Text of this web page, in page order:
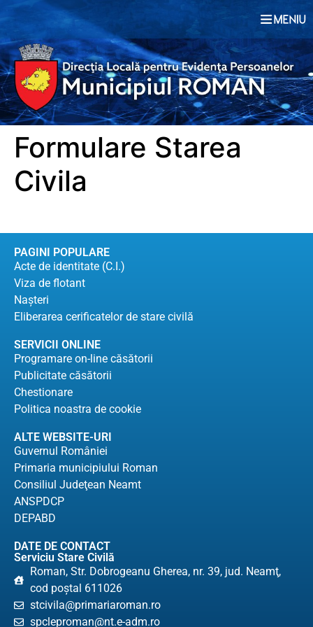
conținut
Formulare Starea
Civila
PAGINI POPULARE
Acte de identitate (C.I.)
Viza de flotant
Naşteri
Eliberarea cerificatelor de stare civilă
SERVICII ONLINE
Programare on-line căsătorii
Publicitate căsătorii
Chestionare
Politica noastra de cookie
ALTE WEBSITE-URI
Guvernul României
Primaria municipiului Roman
Consiliul Judeţean Neamt
ANSPDCP
DEPABD
DATE DE CONTACT
Serviciu Stare Civilă
Roman, Str. Dobrogeanu Gherea, nr. 39, jud. Neamţ,
cod poştal 611026
stcivila@primariaroman.ro
spcleproman@nt.e-adm.ro